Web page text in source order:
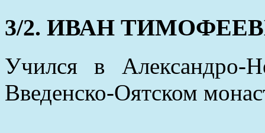
3/2. ИВАН
Учился в
Введенско-Оятском